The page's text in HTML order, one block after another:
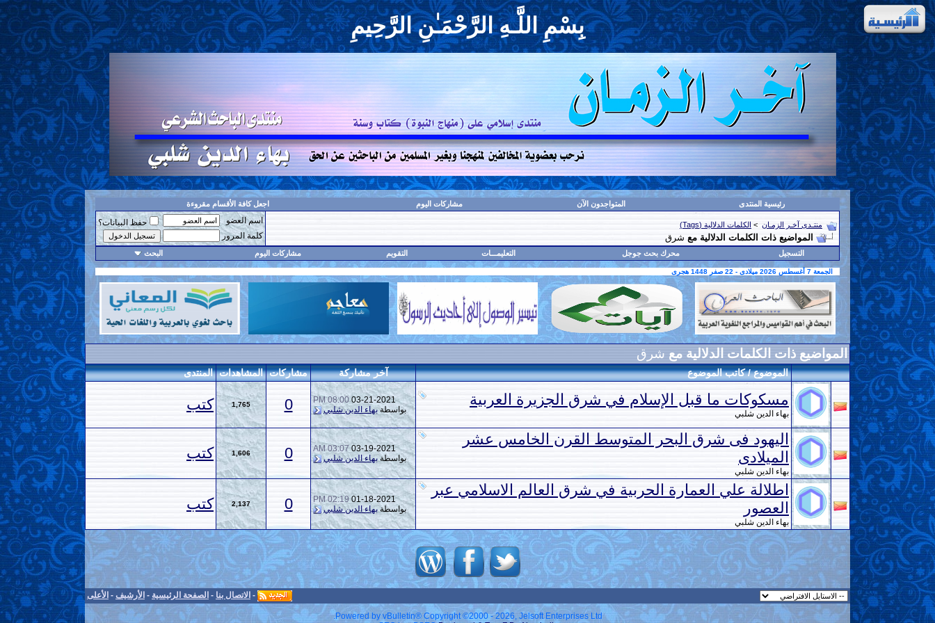
بِسْمِ اللَّـهِ الرَّحْمَـٰنِ الرَّحِيمِ
رئيسية المنتدى المتواجدون الآن مشاركات اليوم اجعل كافة الأقسام مقروءة
منتـدى آخـر الزمـان > الكلمات الدلالية (Tags)
المواضيع ذات الكلمات الدلالية مع شرق
اسم العضو
حفظ البيانات؟
كلمة المرور
التسجيل محرك بحث جوجل التعليمـــات التقويم مشاركات اليوم البحث
الجمعة 7 أغسطس 2026 ميلادى - 22 صفر 1448 هجرى
المواضيع ذات الكلمات الدلالية مع شرق
الموضوع / كاتب الموضوع آخر مشاركة مشاركات المشاهدات المنتدى
مسكوكات ما قبل الإسلام في شرق الجزيرة العربية
بهاء الدين شلبي
03-21-2021
08:00 PM
بواسطةبهاء الدين شلبي 0
1,765
كتب
اليهود فى شرق البحر المتوسط القرن الخامس عشر
الميلادى
بهاء الدين شلبي
03-19-2021
03:07 AM
بواسطةبهاء الدين شلبي 0
1,606 كتب
اطلالة علي العمارة الحربية في شرق العالم الاسلامي عبر
العصور
بهاء الدين شلبي
01-18-2021
02:19 PM
بواسطةبهاء الدين شلبي 0
2,137 كتب
- الاتصال بنا - الصفحة الرئيسية - الأرشيف - الأعلى
Powered by vBulletin® Copyright ©2000 - 2026, Jelsoft Enterprises Ltd.